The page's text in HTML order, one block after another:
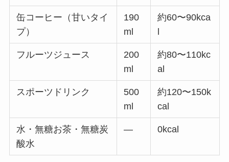
缶コーヒー（甘いタイ
プ）
190
ml
約60〜90kca
l
フルーツジュース
200
ml
約80〜110kc
al
スポーツドリンク
500
ml
約120〜150k
cal
水・無糖お茶・無糖炭
酸水
— 0kcal